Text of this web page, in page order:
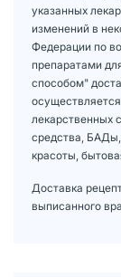
указанных
изменений в
Федерации по
препаратами
способом"
лекарственных
средства,
красоты,
Доставка
выписанного